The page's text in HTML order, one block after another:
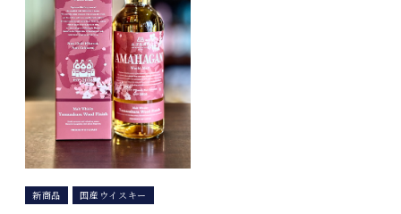
新商品 国産ウイスキー